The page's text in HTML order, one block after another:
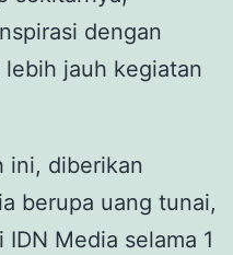
dengan
jauh kegiatan
ini, diberikan
berupa uang tunai,
Media selama 1